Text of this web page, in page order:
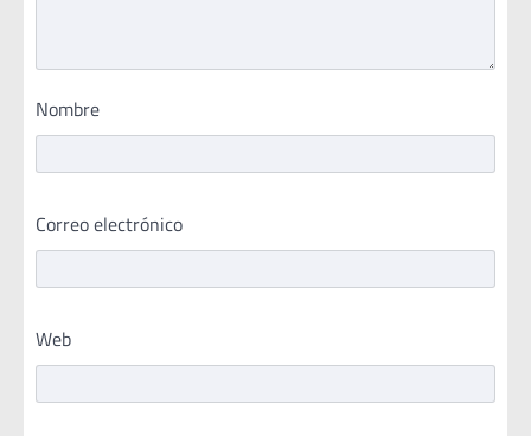
Nombre
Correo electrónico
Web